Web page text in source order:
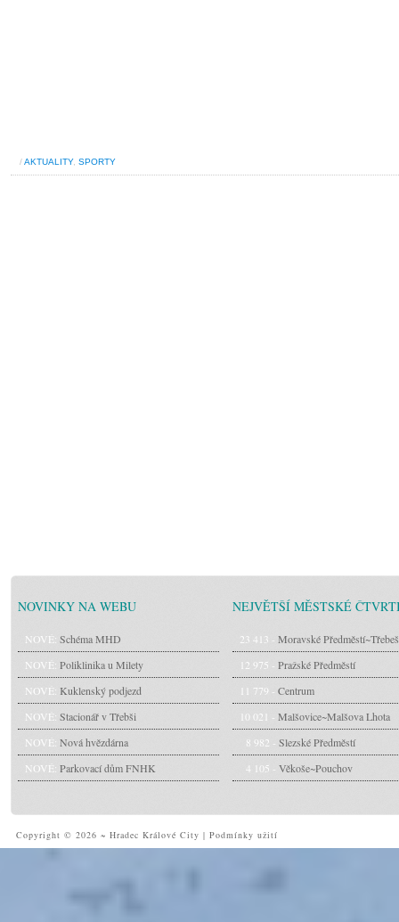
/AKTUALITY, SPORTY
NOVINKY NA WEBU
NOVÉ: Schéma MHD
NOVÉ: Poliklinika u Milety
NOVÉ: Kuklenský podjezd
NOVÉ: Stacionář v Třebši
NOVÉ: Nová hvězdárna
NOVÉ: Parkovací dům FNHK
NEJVĚTŠÍ MĚSTSKÉ
23 413 - Moravské Předměstí~Třebeš
12 975 - Pražské Předměstí
11 779 - Centrum
10 021 - Malšovice~Malšova Lhota
8 982 - Slezské Předměstí
4 105 - Věkoše~Pouchov
Copyright © 2026 ~ Hradec Králové City | Podmínky užití